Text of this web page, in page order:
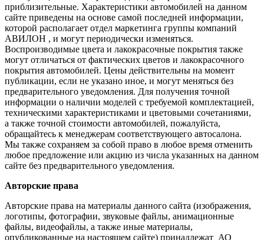
приблизительные. Характеристики автомобилей на данном
сайте приведены на основе самой последней информации,
которой располагает отдел маркетинга группы компаний
АВИЛОН , и могут периодически изменяться.
Воспроизводимые цвета и лакокрасочные покрытия также
могут отличаться от фактических цветов и лакокрасочного
покрытия автомобилей. Цены действительны на момент
публикации, если не указано иное, и могут меняться без
предварительного уведомления. Для получения точной
информации о наличии моделей с требуемой комплектацией,
техническими характеристиками и цветовыми сочетаниями,
а также точной стоимости автомобилей, пожалуйста,
обращайтесь к менеджерам соответствующего автосалона.
Мы также сохраняем за собой право в любое время отменить
любое предложение или акцию из числа указанных на данном
сайте без предварительного уведомления.
Авторские права
Авторские права на материалы данного сайта (изображения,
логотипы, фотографии, звуковые файлы, анимационные
файлы, видеофайлы, а также иные материалы,
опубликованные на настоящем сайте) принадлежат АО